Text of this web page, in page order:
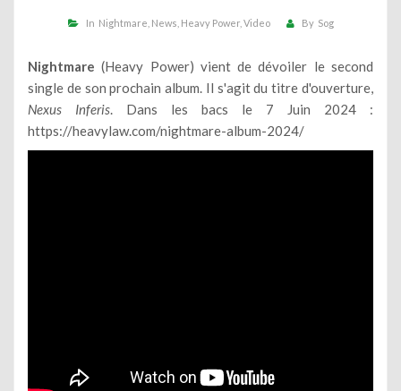
In Nightmare News Heavy Power Video By Sog
Nightmare (Heavy Power) vient de dévoiler le second
single de son prochain album. Il s'agit du titre d'ouverture,
Nexus Inferis. Dans les bacs le 7 Juin 2024 :
https://heavylaw.com/nightmare-album-2024/